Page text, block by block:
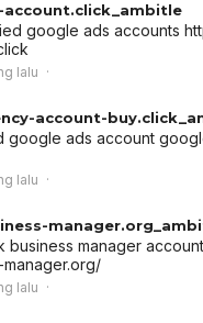
account.click_ambitle
google ads accounts
lalu
account-
google ads account
lalu
business manager
lalu